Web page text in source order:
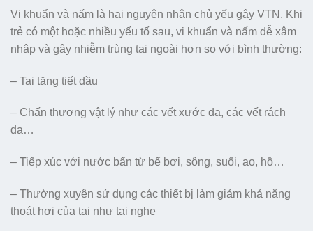
Vi khuẩn và nấm là hai nguyên nhân chủ yếu gây VTN. Khi
trẻ có một hoặc nhiều yếu tố sau, vi khuẩn và nấm dễ xâm
nhập và gây nhiễm trùng tai ngoài hơn so với bình thường:
– Tai tăng tiết dầu
– Chấn thương vật lý như các vết xước da, các vết rách
da…
– Tiếp xúc với nước bẩn từ bể bơi, sông, suối, ao, hồ…
– Thường xuyên sử dụng các thiết bị làm giảm khả năng
thoát hơi của tai như tai nghe